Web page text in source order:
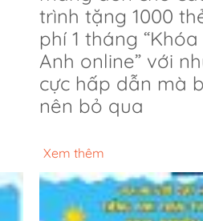
trình tặng 1000
phí 1 tháng
Anh online” với
cực hấp dẫn mà
nên bỏ qua
Xem thêm